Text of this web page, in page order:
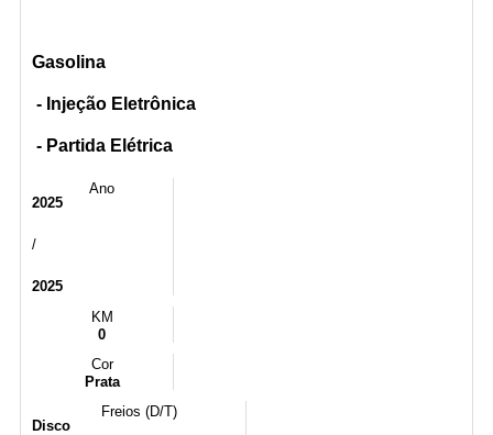
Gasolina
- Injeção Eletrônica
- Partida Elétrica
Ano
2025
/
2025
KM
0
Cor
Prata
Freios (D/T)
Disco